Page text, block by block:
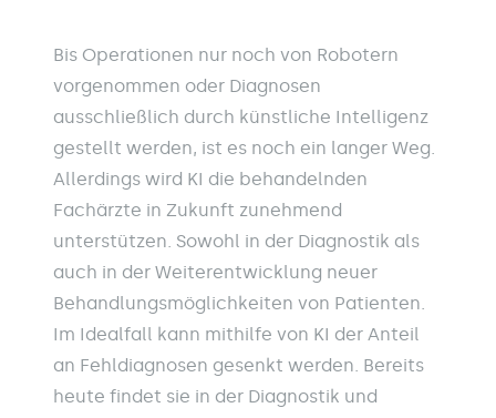
Bis Operationen nur noch von Robotern
vorgenommen oder Diagnosen
ausschließlich durch künstliche Intelligenz
gestellt werden, ist es noch ein langer Weg.
Allerdings wird KI die behandelnden
Fachärzte in Zukunft zunehmend
unterstützen. Sowohl in der Diagnostik als
auch in der Weiterentwicklung neuer
Behandlungsmöglichkeiten von Patienten.
Im Idealfall kann mithilfe von KI der Anteil
an Fehldiagnosen gesenkt werden. Bereits
heute findet sie in der Diagnostik und